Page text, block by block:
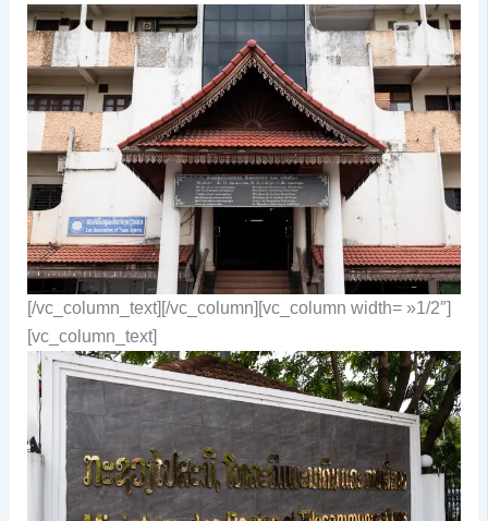
[/vc_column_text][/vc_column][vc_column width= »1/2″]
[vc_column_text]